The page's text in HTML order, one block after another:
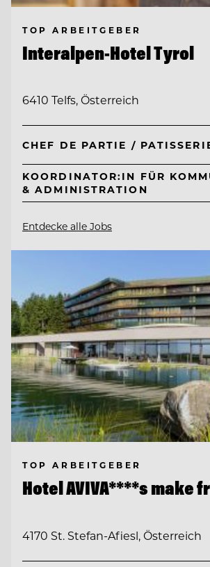
TOP ARBEITGEBER
Interalpen-Hotel Tyrol
6410 Telfs, Österreich
CHEF DE PARTIE /
KOORDINATOR:IN FÜR
& ADMINISTRATION
Entdecke alle Jobs
TOP ARBEITGEBER
Hotel AVIVA****s make
4170 St. Stefan-Afiesl, Österreich